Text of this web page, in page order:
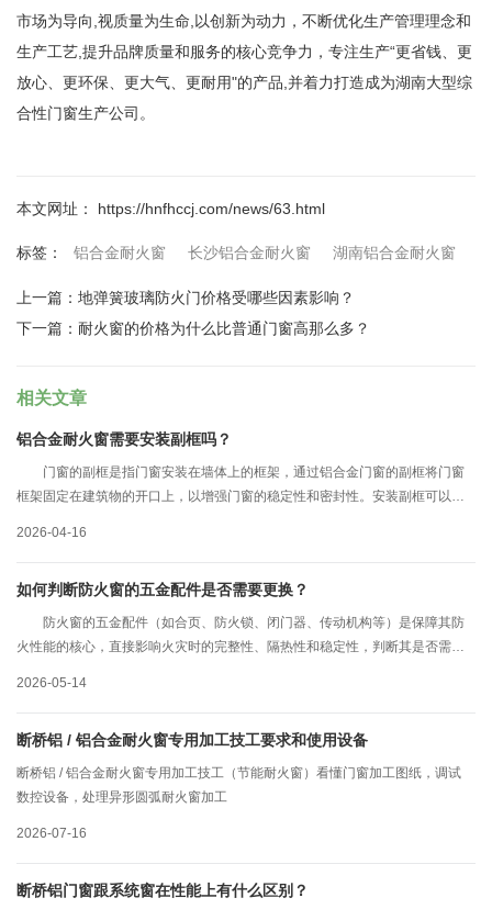
市场为导向,视质量为生命,以创新为动力，不断优化生产管理理念和
生产工艺,提升品牌质量和服务的核心竞争力，专注生产“更省钱、更
放心、更环保、更大气、更耐用"的产品,并着力打造成为湖南大型综
合性门窗生产公司。
本文网址： https://hnfhccj.com/news/63.html
标签： 铝合金耐火窗 长沙铝合金耐火窗 湖南铝合金耐火窗
上一篇： 地弹簧玻璃防火门价格受哪些因素影响？
下一篇： 耐火窗的价格为什么比普通门窗高那么多？
相关文章
铝合金耐火窗需要安装副框吗？
门窗的副框是指门窗安装在墙体上的框架，通过铝合金门窗的副框将门窗
框架固定在建筑物的开口上，以增强门窗的稳定性和密封性。安装副框可以有
2026-04-16
如何判断防火窗的五金配件是否需要更换？
防火窗的五金配件（如合页、防火锁、闭门器、传动机构等）是保障其防
火性能的核心，直接影响火灾时的完整性、隔热性和稳定性，判断其是否需要
如下：
2026-05-14
断桥铝 / 铝合金耐火窗专用加工技工要求和使用设备
断桥铝 / 铝合金耐火窗专用加工技工（节能耐火窗）看懂门窗加工图纸，调试
数控设备，处理异形圆弧耐火窗加工
2026-07-16
断桥铝门窗跟系统窗在性能上有什么区别？